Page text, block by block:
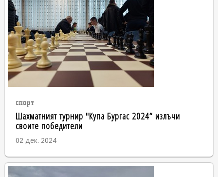
спорт
Шахматният турнир "Купа Бургас 2024“ излъчи
своите победители
02 дек. 2024